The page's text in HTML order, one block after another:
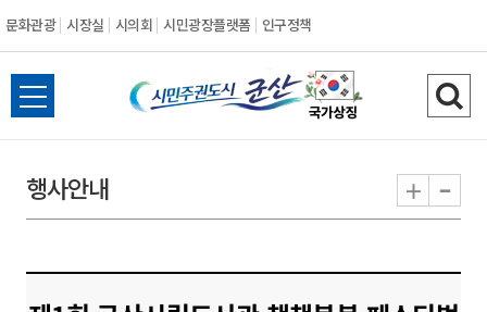
문화관광 시장실 시의회 시민광장플랫폼 인구정책
시
민
도
전
체
뉴
열
검
색
기
행사안내 + -